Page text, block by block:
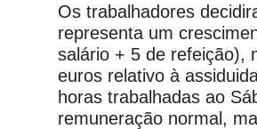
Os trabalhadores
representa um
salário + 5 de refeição),
euros relativo à
horas trabalhadas ao
remuneração normal,